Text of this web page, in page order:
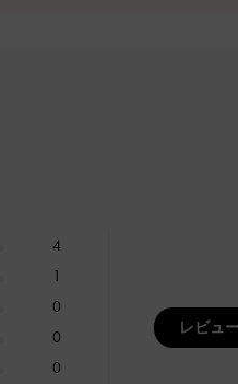
4
1
0
0
0
レビュ